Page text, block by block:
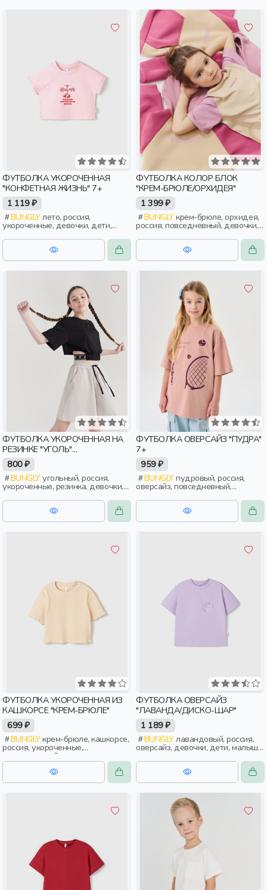
ФУТБОЛКА УКОРОЧЕННАЯ
"КОНФЕТНАЯ ЖИЗНЬ" 7+
1 119 ₽
BUNGLYлето, россия,
укороченные, девочки, дети,
школьники, подростки
ФУТБОЛКА КОЛОР БЛОК
"КРЕМ-БРЮЛЕ/ОРХИДЕЯ"
1 399 ₽
BUNGLYкрем-брюле, орхидея,
россия, повседневный, девочки,
дети, малыши, дошкольники
ФУТБОЛКА УКОРОЧЕННАЯ НА
РЕЗИНКЕ "УГОЛЬ"
ПОДРОСТКОВАЯ
800 ₽
BUNGLYугольный, россия,
укороченные, резинка, девочки,
дети, школьники, подростки
ФУТБОЛКА ОВЕРСАЙЗ "ПУДРА"
7+
959 ₽
BUNGLYпудровый, россия,
оверсайз, повседневный,
девочки, дети, школьники,
подростки
ФУТБОЛКА УКОРОЧЕННАЯ ИЗ
КАШКОРСЕ "КРЕМ-БРЮЛЕ"
699 ₽
BUNGLYкрем-брюле, кашкорсе,
россия, укороченные,
повседневный, девочки, дети,
малыши, дошкольники
ФУТБОЛКА ОВЕРСАЙЗ
"ЛАВАНДА/ДИСКО-ШАР"
1 189 ₽
BUNGLYлавандовый, россия,
оверсайз, девочки, дети, малыши,
дошкольники